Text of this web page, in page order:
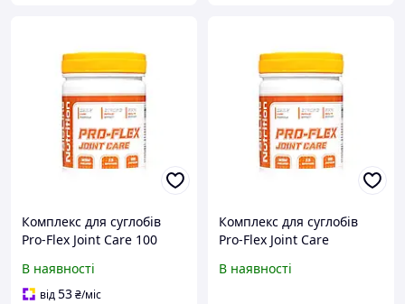
Комплекс для суглобів
Pro-Flex Joint Care 100
В наявності
від53₴/міс
Комплекс для суглобів
Pro-Flex Joint Care
В наявності